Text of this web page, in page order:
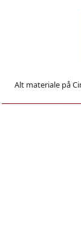
Alt materiale på